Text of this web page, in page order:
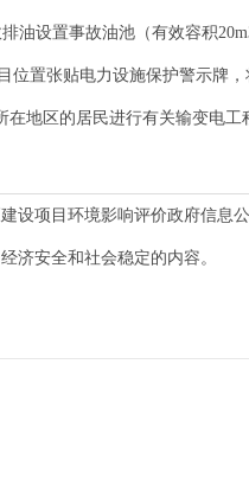
油设置事故油池（有效容积
位置张贴电力设施保护警示牌
在地区的居民进行有关输变电
设项目环境影响评价政府信息
济安全和社会稳定的内容。